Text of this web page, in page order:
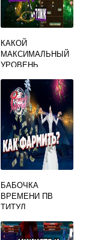
КАКОЙ
МАКСИМАЛЬНЫЙ
УРОВЕНЬ
БАБОЧКА
ВРЕМЕНИ ПВ
ТИТУЛ